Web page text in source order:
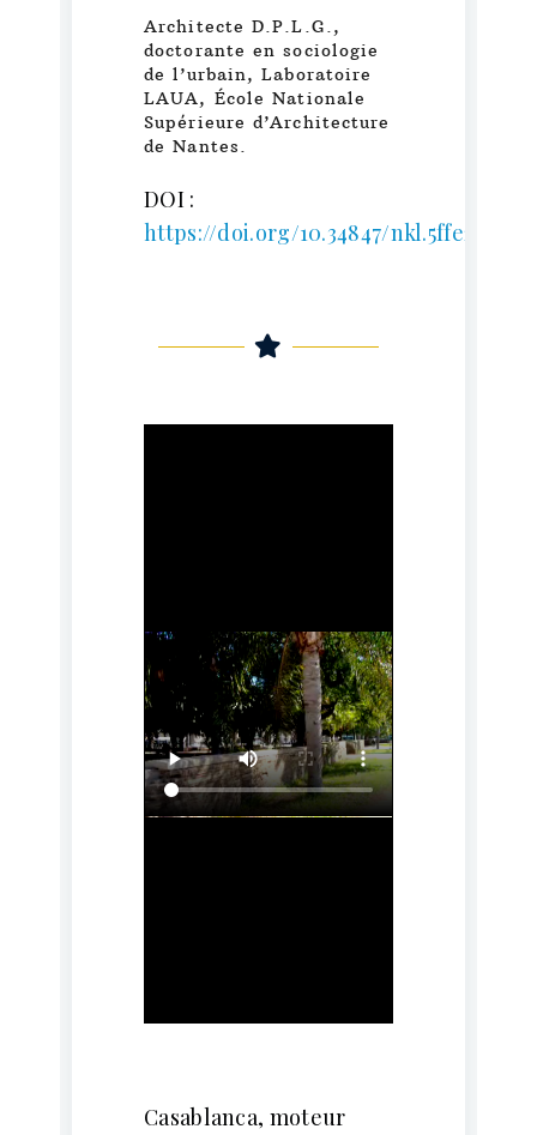
Architecte D.P.L.G.,
doctorante en sociologie
de l’urbain, Laboratoire
LAUA, École Nationale
Supérieure d’Architecture
de Nantes.
DOI :
https://doi.org/10.34847/nkl.5ffe2x3o
Casablanca, moteur